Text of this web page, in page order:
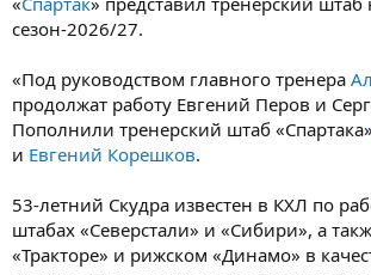
сезон-2026/27.
«Под руководством главного тренера
продолжат работу Евгений Перов и
Пополнили тренерский штаб «Спартака»
и Евгений Корешков.
53-летний Скудра известен в КХЛ по
штабах «Северстали» и «Сибири», а
«Тракторе» и рижском «Динамо» в